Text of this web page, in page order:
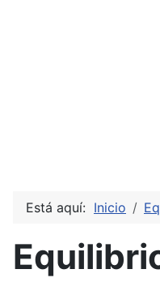
Está aquí: Inicio